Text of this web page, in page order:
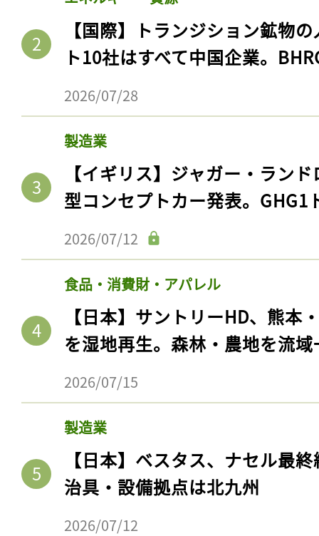
【国際】トランジション鉱物
ト10社はすべて中国企業。
2026/07/28
製造業
【イギリス】ジャガー・ラン
型コンセプトカー発表。GHG1
2026/07/12
食品・消費財・アパレル
【日本】サントリーHD、熊本
を湿地再生。森林・農地を流
2026/07/15
製造業
【日本】ベスタス、ナセル最
治具・設備拠点は北九州
2026/07/12